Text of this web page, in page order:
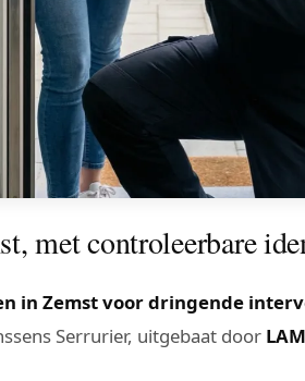
met controleerbare
in Zemst voor dringende
Serrurier, uitgebaat door